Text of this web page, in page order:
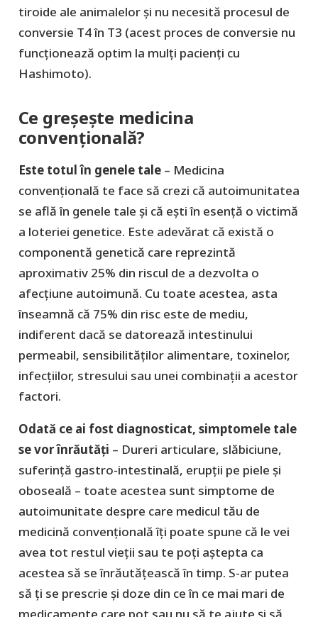
tiroide ale animalelor și nu necesită procesul de
conversie T4 în T3 (acest proces de conversie nu
funcționează optim la mulți pacienți cu
Hashimoto).
Ce greșește medicina
convențională?
Este totul în genele tale– Medicina
convențională te face să crezi că autoimunitatea
se află în genele tale și că ești în esență o victimă
a loteriei genetice. Este adevărat că există o
componentă genetică care reprezintă
aproximativ 25% din riscul de a dezvolta o
afecțiune autoimună. Cu toate acestea, asta
înseamnă că 75% din risc este de mediu,
indiferent dacă se datorează intestinului
permeabil, sensibilităților alimentare, toxinelor,
infecțiilor, stresului sau unei combinații a acestor
factori.
Odată ce ai fost diagnosticat, simptomele tale
se vor înrăutăți – Dureri articulare, slăbiciune,
suferință gastro-intestinală, erupții pe piele și
oboseală – toate acestea sunt simptome de
autoimunitate despre care medicul tău de
medicină convențională îți poate spune că le vei
avea tot restul vieții sau te poți aștepta ca
acestea să se înrăutățească în timp. S-ar putea
să ți se prescrie și doze din ce în ce mai mari de